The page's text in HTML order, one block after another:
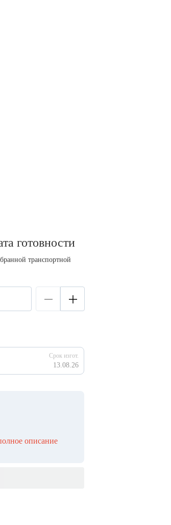
готовности
транспортной
Срок изгот.
13.08.26
описание